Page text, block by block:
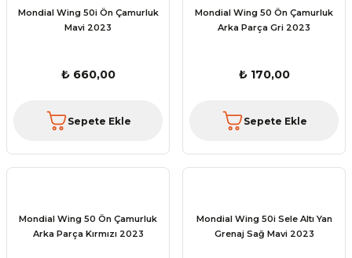
Mondial Wing 50i Ön Çamurluk
Mavi 2023
₺ 660,00
Sepete Ekle
Mondial Wing 50 Ön Çamurluk
Arka Parça Gri 2023
₺ 170,00
Sepete Ekle
Mondial Wing 50 Ön Çamurluk
Arka Parça Kırmızı 2023
Mondial Wing 50i Sele Altı Yan
Grenaj Sağ Mavi 2023